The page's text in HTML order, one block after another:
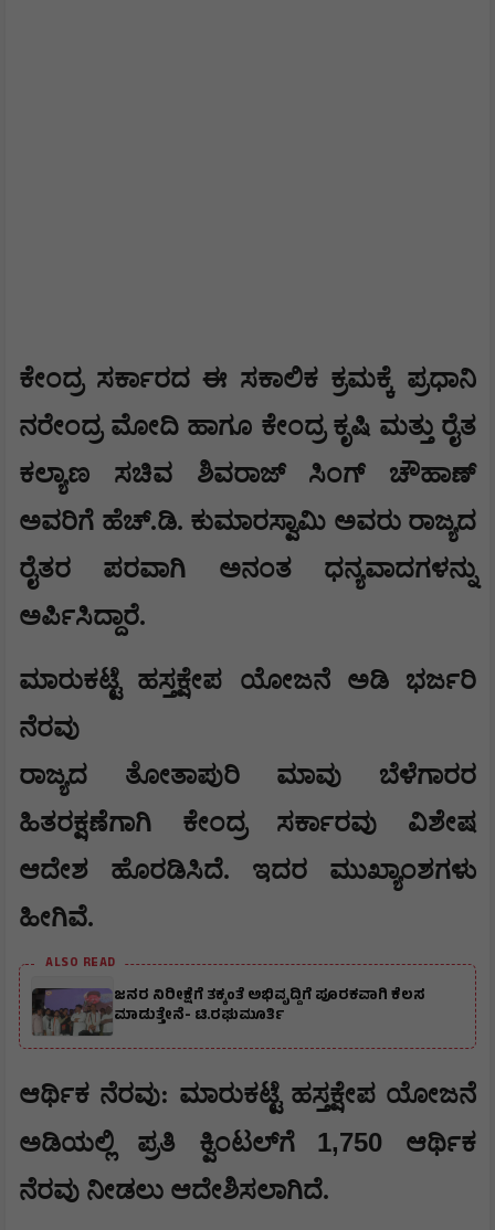
​ಕೇಂದ್ರ ಸರ್ಕಾರದ ಈ ಸಕಾಲಿಕ ಕ್ರಮಕ್ಕೆ ಪ್ರಧಾನಿ
ನರೇಂದ್ರ ಮೋದಿ ಹಾಗೂ ಕೇಂದ್ರ ಕೃಷಿ ಮತ್ತು ರೈತ
ಕಲ್ಯಾಣ ಸಚಿವ ಶಿವರಾಜ್ ಸಿಂಗ್ ಚೌಹಾಣ್
ಅವರಿಗೆ ಹೆಚ್.ಡಿ. ಕುಮಾರಸ್ವಾಮಿ ಅವರು ರಾಜ್ಯದ
ರೈತರ ಪರವಾಗಿ ಅನಂತ ಧನ್ಯವಾದಗಳನ್ನು
ಅರ್ಪಿಸಿದ್ದಾರೆ.
​ಮಾರುಕಟ್ಟೆ ಹಸ್ತಕ್ಷೇಪ ಯೋಜನೆ ಅಡಿ ಭರ್ಜರಿ
ನೆರವು
​ರಾಜ್ಯದ ತೋತಾಪುರಿ ಮಾವು ಬೆಳೆಗಾರರ
ಹಿತರಕ್ಷಣೆಗಾಗಿ ಕೇಂದ್ರ ಸರ್ಕಾರವು ವಿಶೇಷ
ಆದೇಶ ಹೊರಡಿಸಿದೆ. ಇದರ ಮುಖ್ಯಾಂಶಗಳು
ಹೀಗಿವೆ.
ALSO READ
ಜನರ ನಿರೀಕ್ಷೆಗೆ ತಕ್ಕಂತೆ ಅಭಿವೃದ್ದಿಗೆ ಪೂರಕವಾಗಿ ಕೆಲಸ
ಮಾಡುತ್ತೇನೆ- ಟಿ.ರಘುಮೂರ್ತಿ
​ಆರ್ಥಿಕ ನೆರವು: ಮಾರುಕಟ್ಟೆ ಹಸ್ತಕ್ಷೇಪ ಯೋಜನೆ
ಅಡಿಯಲ್ಲಿ ಪ್ರತಿ ಕ್ವಿಂಟಲ್‌ಗೆ 1,750 ಆರ್ಥಿಕ
ನೆರವು ನೀಡಲು ಆದೇಶಿಸಲಾಗಿದೆ.